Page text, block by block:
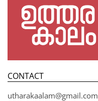
CONTACT
utharakaalam@gmail.com